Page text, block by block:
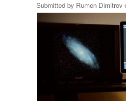
Submitted by Rumen Dimitrov